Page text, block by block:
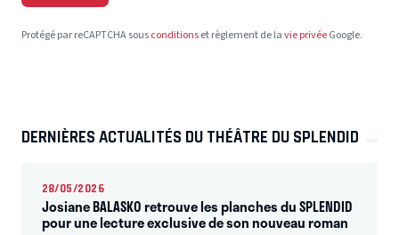
Protégé par reCAPTCHA sousconditionset règlement de lavie privéeGoogle.
DERNIÈRES ACTUALITÉS DU THÉÂTRE DU SPLENDID
28/05/2026
Josiane BALASKO retrouve les planches du SPLENDID
pour une lecture exclusive de son nouveau roman